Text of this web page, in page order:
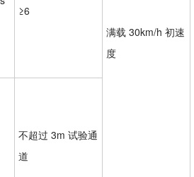
满载 30km/h 初速
度
≥6
不超过 3m 试验通
道